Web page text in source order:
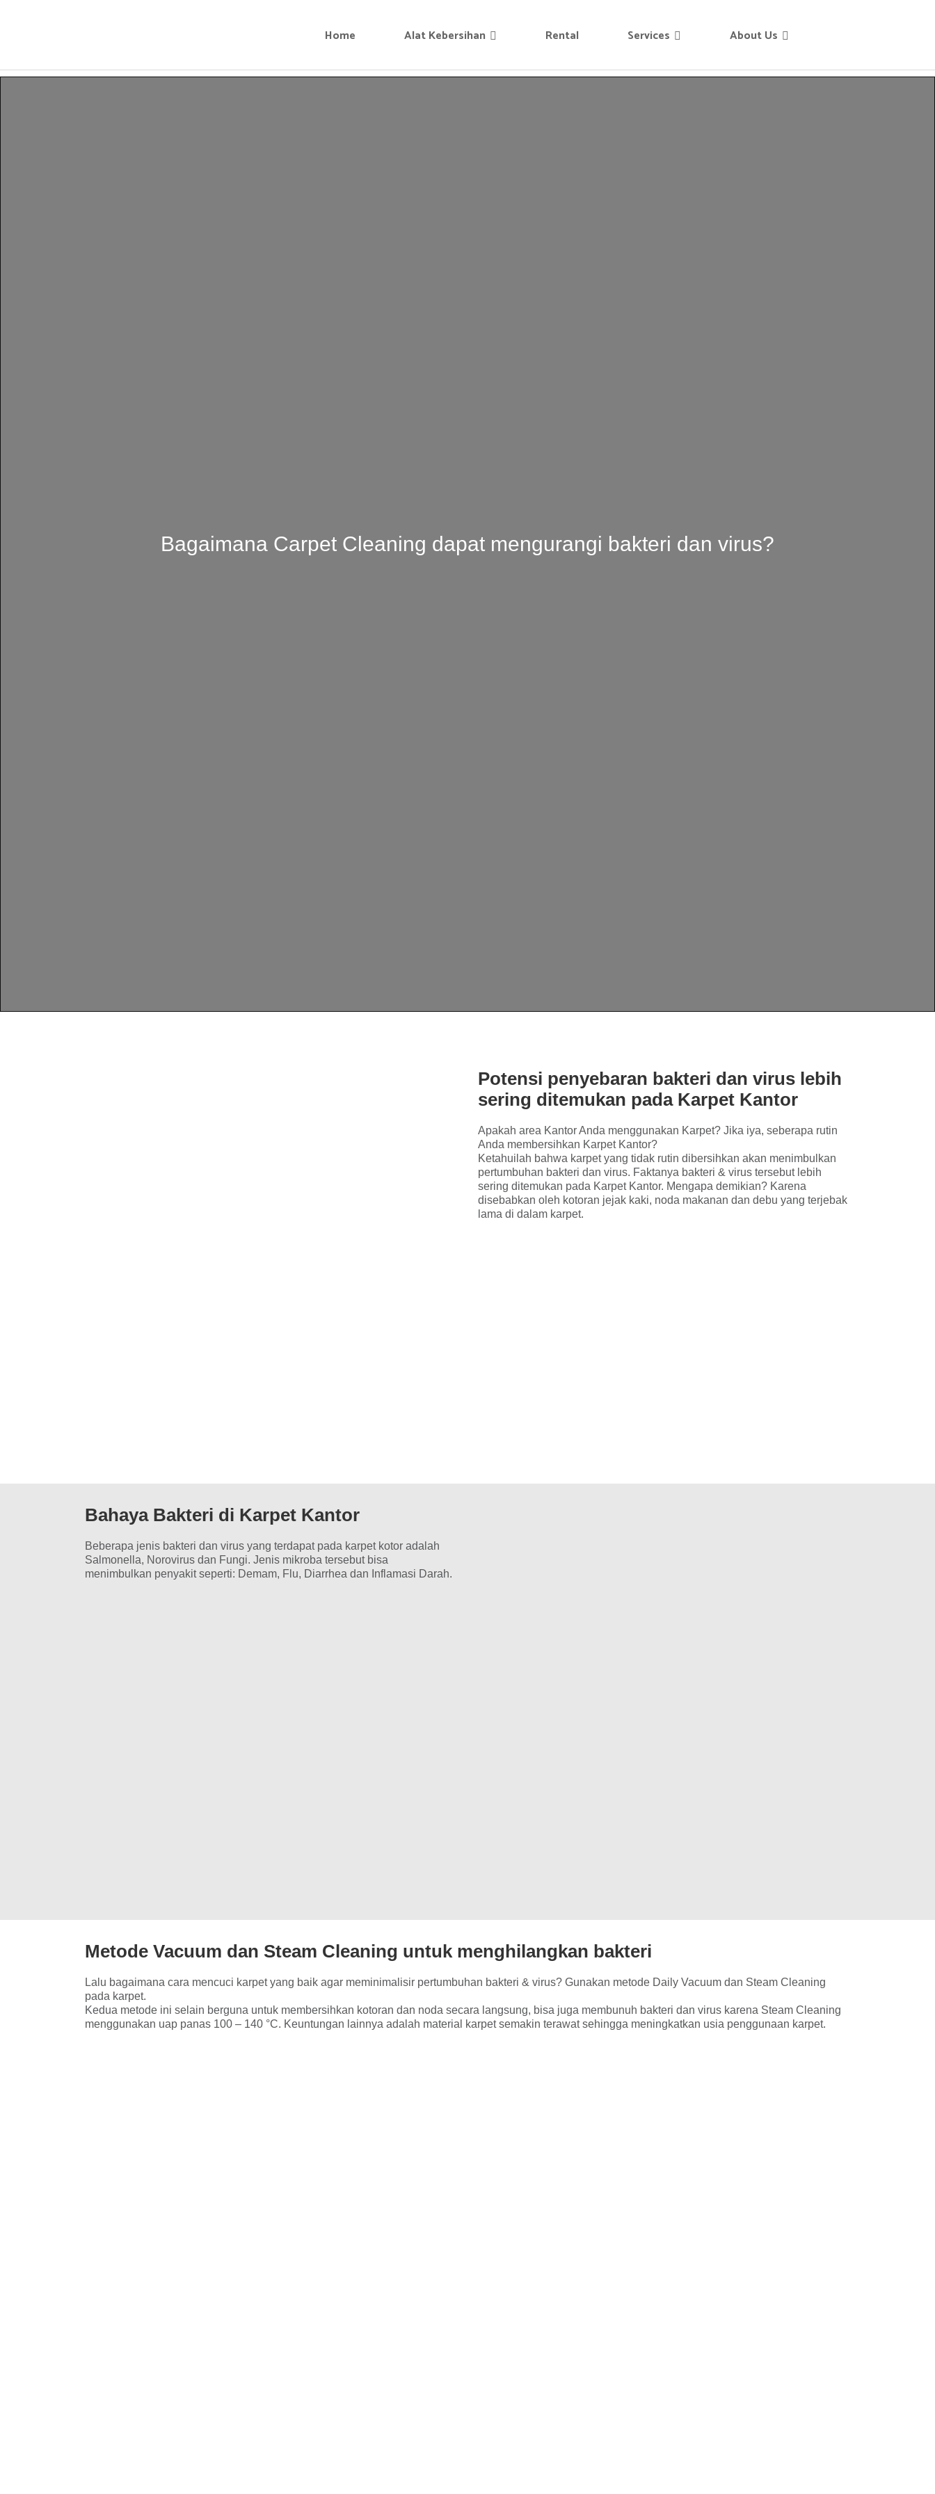
Home Alat Kebersihan Rental Services About Us
Bagaimana Carpet Cleaning dapat mengurangi bakteri dan virus?
Potensi penyebaran bakteri dan virus lebih
sering ditemukan pada Karpet Kantor
Apakah area Kantor Anda menggunakan Karpet? Jika iya, seberapa rutin
Anda membersihkan Karpet Kantor?
Ketahuilah bahwa karpet yang tidak rutin dibersihkan akan menimbulkan
pertumbuhan bakteri dan virus. Faktanya bakteri & virus tersebut lebih
sering ditemukan pada Karpet Kantor. Mengapa demikian? Karena
disebabkan oleh kotoran jejak kaki, noda makanan dan debu yang terjebak
lama di dalam karpet.
Bahaya Bakteri di Karpet Kantor
Beberapa jenis bakteri dan virus yang terdapat pada karpet kotor adalah
Salmonella, Norovirus dan Fungi. Jenis mikroba tersebut bisa
menimbulkan penyakit seperti: Demam, Flu, Diarrhea dan Inflamasi Darah.
Metode Vacuum dan Steam Cleaning untuk menghilangkan bakteri
Lalu bagaimana cara mencuci karpet yang baik agar meminimalisir pertumbuhan bakteri & virus? Gunakan metode Daily Vacuum dan Steam Cleaning
pada karpet.
Kedua metode ini selain berguna untuk membersihkan kotoran dan noda secara langsung, bisa juga membunuh bakteri dan virus karena Steam Cleaning
menggunakan uap panas 100 – 140 °C. Keuntungan lainnya adalah material karpet semakin terawat sehingga meningkatkan usia penggunaan karpet.